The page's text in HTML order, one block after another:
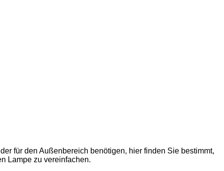
für den Außenbereich benötigen, hier finden Sie bestimmt,
Lampe zu vereinfachen.